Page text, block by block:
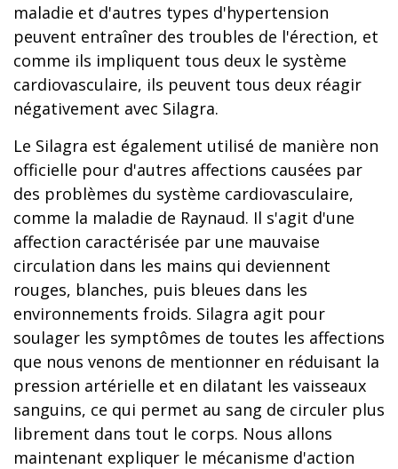
maladie et d'autres types d'hypertension
peuvent entraîner des troubles de l'érection, et
comme ils impliquent tous deux le système
cardiovasculaire, ils peuvent tous deux réagir
négativement avec Silagra.
Le Silagra est également utilisé de manière non
officielle pour d'autres affections causées par
des problèmes du système cardiovasculaire,
comme la maladie de Raynaud. Il s'agit d'une
affection caractérisée par une mauvaise
circulation dans les mains qui deviennent
rouges, blanches, puis bleues dans les
environnements froids. Silagra agit pour
soulager les symptômes de toutes les affections
que nous venons de mentionner en réduisant la
pression artérielle et en dilatant les vaisseaux
sanguins, ce qui permet au sang de circuler plus
librement dans tout le corps. Nous allons
maintenant expliquer le mécanisme d'action